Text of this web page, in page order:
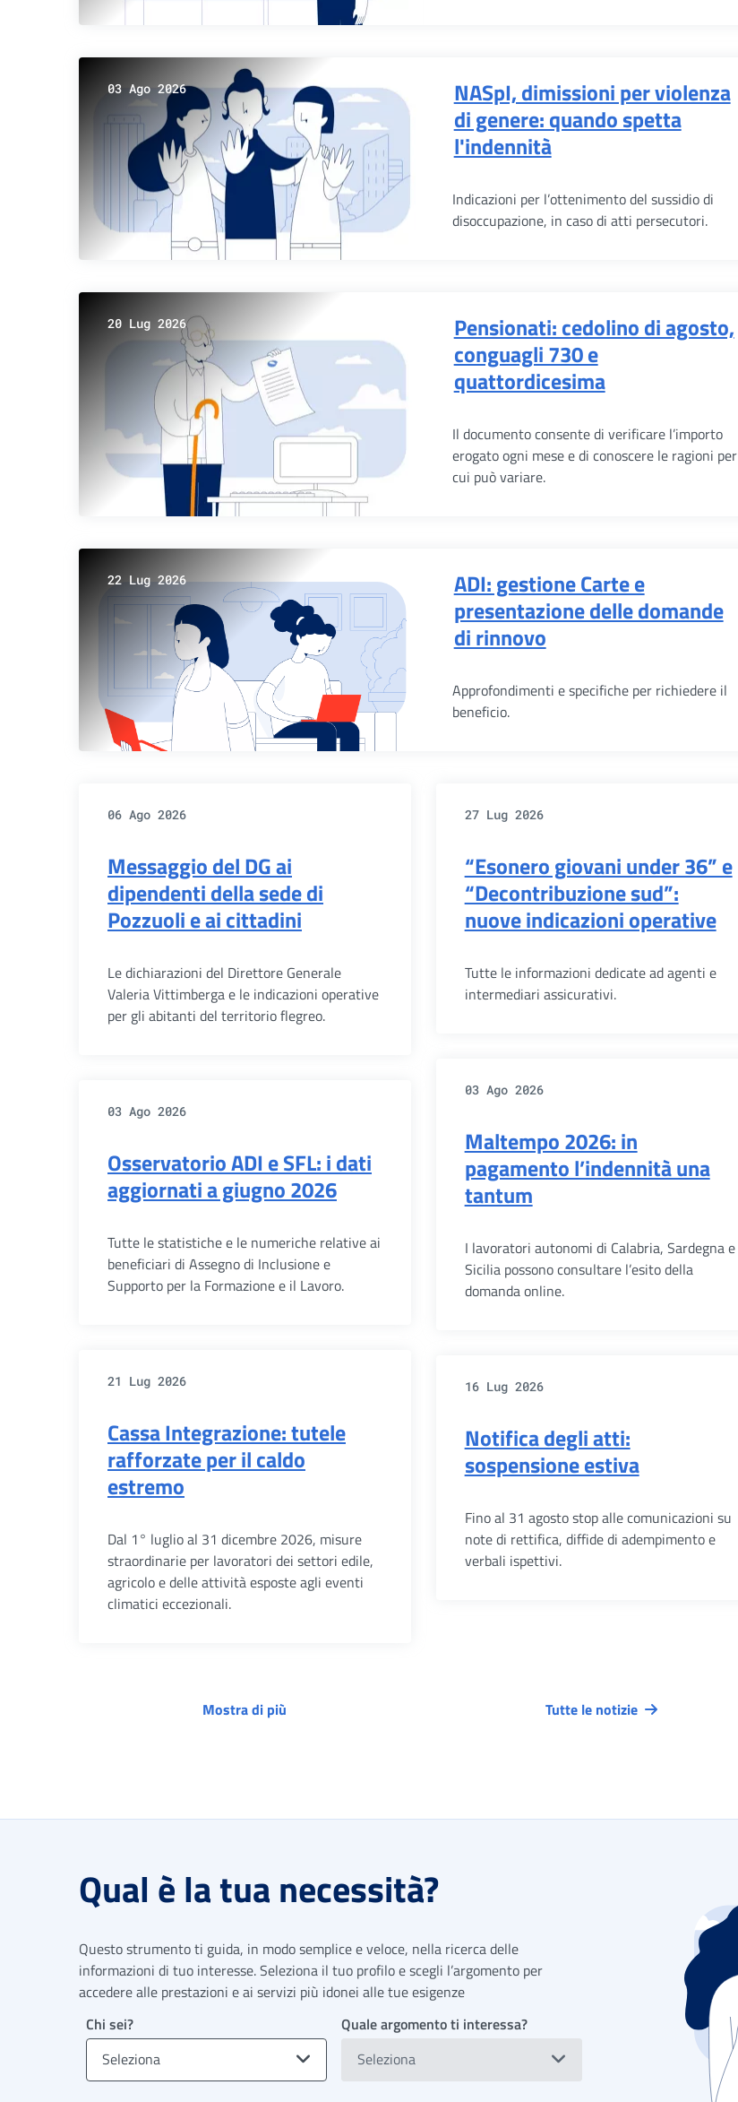
03 Ago 2026
NASpI, dimissioni per violenza
di genere: quando spetta
l'indennità
Indicazioni per l’ottenimento del sussidio di
disoccupazione, in caso di atti persecutori.
20 Lug 2026
Pensionati: cedolino di agosto,
conguagli 730 e
quattordicesima
Il documento consente di verificare l’importo
erogato ogni mese e di conoscere le ragioni per
cui può variare.
22 Lug 2026
ADI: gestione Carte e
presentazione delle domande
di rinnovo
Approfondimenti e specifiche per richiedere il
beneficio.
06 Ago 2026
Messaggio del DG ai
dipendenti della sede di
Pozzuoli e ai cittadini
Le dichiarazioni del Direttore Generale
Valeria Vittimberga e le indicazioni operative
per gli abitanti del territorio flegreo.
27 Lug 2026
“Esonero giovani under 36” e
“Decontribuzione sud”:
nuove indicazioni operative
Tutte le informazioni dedicate ad agenti e
intermediari assicurativi.
03 Ago 2026
Osservatorio ADI e SFL: i dati
aggiornati a giugno 2026
Tutte le statistiche e le numeriche relative ai
beneficiari di Assegno di Inclusione e
Supporto per la Formazione e il Lavoro.
03 Ago 2026
Maltempo 2026: in
pagamento l’indennità una
tantum
I lavoratori autonomi di Calabria, Sardegna e
Sicilia possono consultare l’esito della
domanda online.
21 Lug 2026
Cassa Integrazione: tutele
rafforzate per il caldo
estremo
Dal 1° luglio al 31 dicembre 2026, misure
straordinarie per lavoratori dei settori edile,
agricolo e delle attività esposte agli eventi
climatici eccezionali.
16 Lug 2026
Notifica degli atti:
sospensione estiva
Fino al 31 agosto stop alle comunicazioni su
note di rettifica, diffide di adempimento e
verbali ispettivi.
Mostra di più Tutte le notizie
Qual è la tua necessità?
Questo strumento ti guida, in modo semplice e veloce, nella ricerca delle
informazioni di tuo interesse. Seleziona il tuo profilo e scegli l’argomento per
accedere alle prestazioni e ai servizi più idonei alle tue esigenze
Chi sei?
Seleziona
Quale argomento ti interessa?
Seleziona